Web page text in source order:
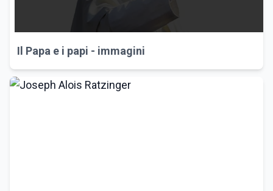
Il Papa e i papi - immagini